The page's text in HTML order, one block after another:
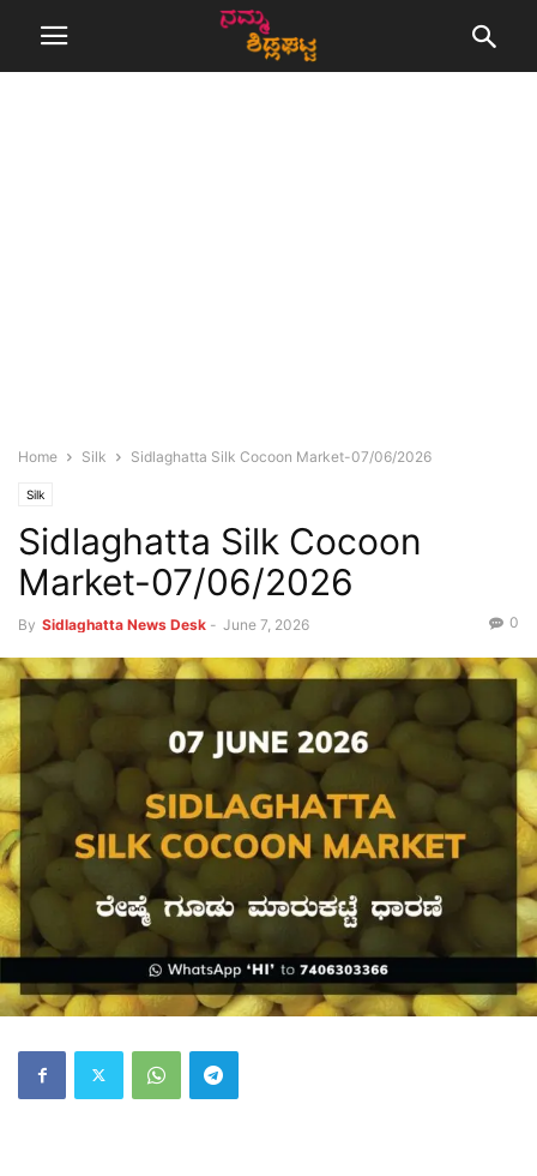
Home Silk Sidlaghatta Silk Cocoon Market-07/06/2026
Silk
Sidlaghatta Silk Cocoon
Market-07/06/2026
By Sidlaghatta News Desk - June 7, 2026 0